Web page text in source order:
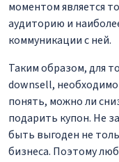
моментом является
аудиторию и
коммуникации с ней.
Таким образом, для
downsell, необходимо
понять, можно ли
подарить купон. Не
быть выгоден не
бизнеса. Поэтому